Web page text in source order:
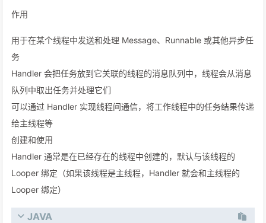
作用
用于在某个线程中发送和处理 Message、Runnable 或其他异步任
务
Handler 会把任务放到它关联的线程的消息队列中，线程会从消息
队列中取出任务并处理它们
可以通过 Handler 实现线程间通信，将工作线程中的任务结果传递
给主线程等
创建和使用
Handler 通常是在已经存在的线程中创建的，默认与该线程的
Looper 绑定（如果该线程是主线程，Handler 就会和主线程的
Looper 绑定）
JAVA